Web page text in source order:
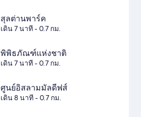
สุลต่านพาร์ค
เดิน 7 นาที- 0.7 กม.
พิพิธภัณฑ์แห่งชาติ
เดิน 7 นาที- 0.7 กม.
ศูนย์อิสลามมัลดีฟส์
เดิน 8 นาที- 0.7 กม.